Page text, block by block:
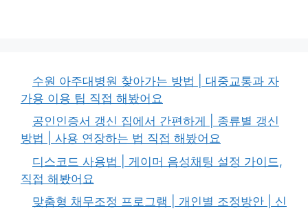
수원 아주대병원 찾아가는 방법 | 대중교통과 자
가용 이용 팁 직접 해봤어요
공인인증서 갱신 집에서 간편하게 | 종류별 갱신
방법 | 사용 연장하는 법 직접 해봤어요
디스코드 사용법 | 게이머 음성채팅 설정 가이드,
직접 해봤어요
맞춤형 채무조정 프로그램 | 개인별 조정방안 | 신